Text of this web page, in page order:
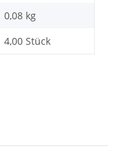
0,08 kg
4,00 Stück